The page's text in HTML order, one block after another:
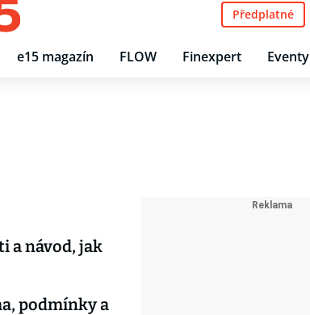
e15 magazín FLOW Finexpert Eventy
Předplatné
a návod, jak
podmínky a